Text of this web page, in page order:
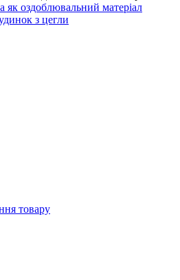
як оздоблювальний матеріал
з цегли
товару